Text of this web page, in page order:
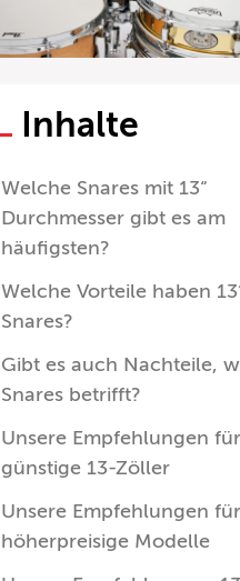
Inhalte
Welche Snares mit 13“
Durchmesser gibt es am
häufigsten?
Welche Vorteile haben
Snares?
Gibt es auch Nachteile,
Snares betrifft?
Unsere Empfehlungen für
günstige 13-Zöller
Unsere Empfehlungen für
höherpreisige Modelle